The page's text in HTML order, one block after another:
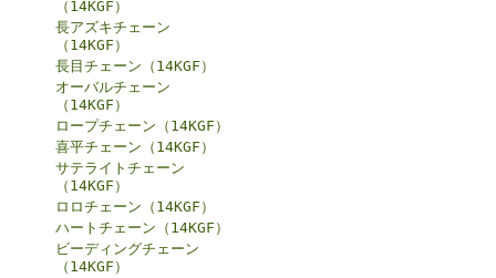
（14KGF）
長アズキチェーン
（14KGF）
長目チェーン（14KGF）
オーバルチェーン
（14KGF）
ロープチェーン（14KGF）
喜平チェーン（14KGF）
サテライトチェーン
（14KGF）
ロロチェーン（14KGF）
ハートチェーン（14KGF）
ビーディングチェーン
（14KGF）